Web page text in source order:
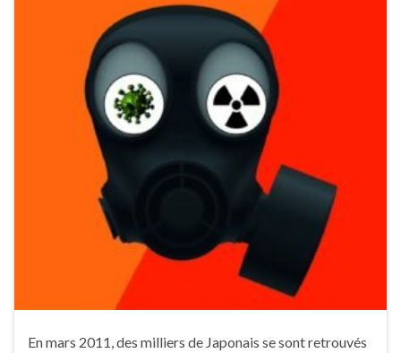
En mars 2011, des milliers de Japonais se sont retrouvés